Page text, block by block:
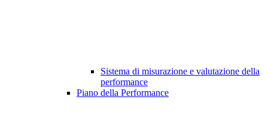
Sistema di misurazione e valutazione della
performance
Piano della Performance